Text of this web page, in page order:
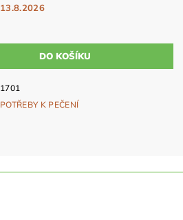
13.8.2026
1701
POTŘEBY K PEČENÍ